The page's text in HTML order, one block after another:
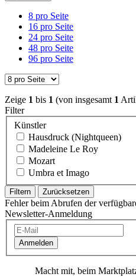
8 pro Seite
16 pro Seite
24 pro Seite
48 pro Seite
96 pro Seite
Zeige 1 bis 1 (von insgesamt 1
Filter
Künstler
Hausdruck (Nightqueen)
Madeleine Le Roy
Mozart
Umbra et Imago
Filtern Zurücksetzen
Fehler beim Abrufen der
Newsletter-Anmeldung
Anmelden
Macht mit, beim